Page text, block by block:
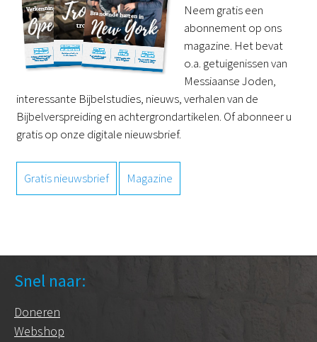
Neem gratis een
abonnement op ons
magazine. Het bevat
o.a. getuigenissen van
Messiaanse Joden,
interessante Bijbelstudies, nieuws, verhalen van de
Bijbelverspreiding en achtergrondartikelen. Of abonneer u
gratis op onze digitale nieuwsbrief.
Gratis nieuwsbrief Magazine
Snel naar:
Doneren
Webshop